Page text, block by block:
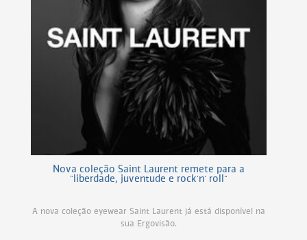
Nova coleção Saint Laurent remete para a
"liberdade, juventude e rock'n' roll"
A nova coleção eyewear Saint Laurent já está disponível na
sua Ergovisão.